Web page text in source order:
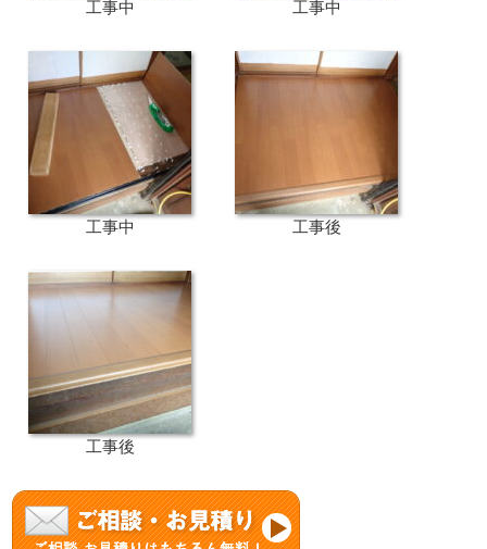
工事中 工事中
工事中 工事後
工事後